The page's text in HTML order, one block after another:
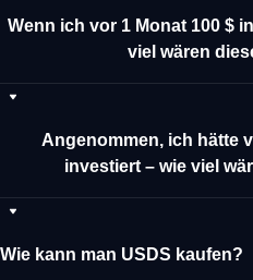
Wenn ich vor 1 Monat 100 $
viel wären
Angenommen, ich hätte
investiert – wie viel
Wie kann man USDS kaufen?